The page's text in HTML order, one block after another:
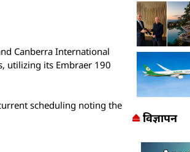
Canberra International
utilizing its Embraer 190
scheduling noting the
विज्ञापन